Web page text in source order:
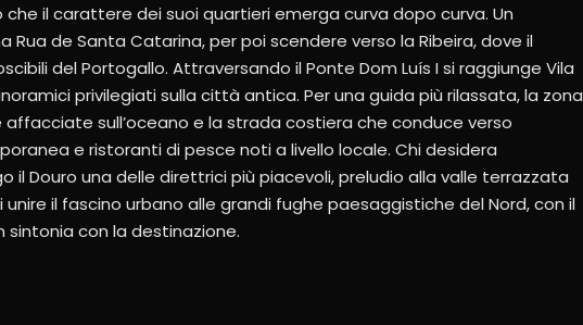
il carattere dei suoi quartieri emerga curva dopo curva. Un
Rua de Santa Catarina, per poi scendere verso la Ribeira, dove il
del Portogallo. Attraversando il Ponte Dom Luís I si raggiunge Vila
privilegiati sulla città antica. Per una guida più rilassata, la zona
sull’oceano e la strada costiera che conduce verso
e ristoranti di pesce noti a livello locale. Chi desidera
il Douro una delle direttrici più piacevoli, preludio alla valle terrazzata
il fascino urbano alle grandi fughe paesaggistiche del Nord, con il
con la destinazione.